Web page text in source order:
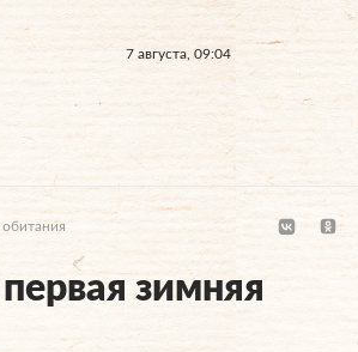
7 августа, 09:04
зимняя